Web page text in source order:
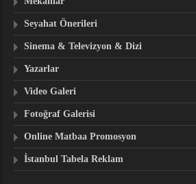
Seyahat Önerileri
Sinema & Televizyon & Dizi
Yazarlar
Video Galeri
Fotoğraf Galerisi
Online Matbaa Promosyon
İstanbul Tabela Reklam